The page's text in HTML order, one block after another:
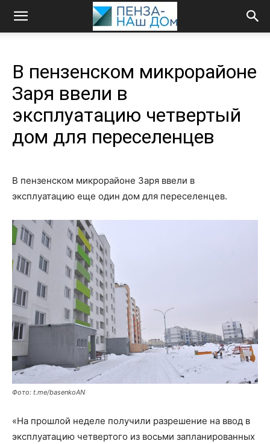
В пензенском микрорайоне
Заря ввели в
эксплуатацию четвертый
дом для переселенцев
В пензенском микрорайоне Заря ввели в
эксплуатацию еще один дом для переселенцев.
Фото: t.me/basenkoAN
«На прошлой неделе получили разрешение на ввод в
эксплуатацию четвертого из восьми запланированных